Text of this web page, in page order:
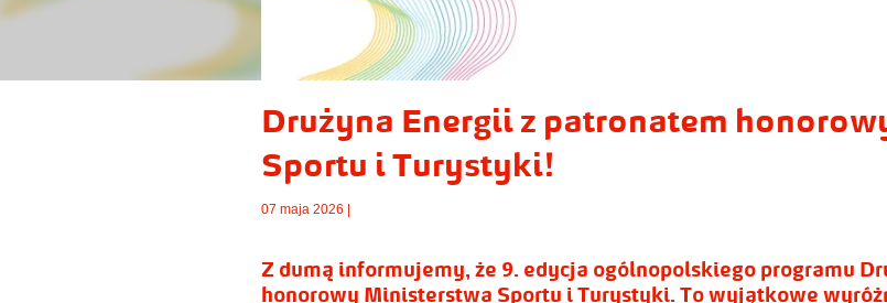
Drużyna Energii z patronatem
Sportu i Turystyki!
07 maja 2026 |
Z dumą informujemy, że 9. edycja ogólnopolskiego programu
honorowy Ministerstwa Sportu i Turystyki. To wyjątkowe